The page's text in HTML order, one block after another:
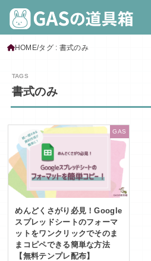
HOME タグ : 書式のみ
書式のみ
GAS
めんどくさがり必見！Google
スプレッドシートのフォーマ
ットをワンクリックでそのま
まコピペできる簡単な方法
【無料テンプレ配布】